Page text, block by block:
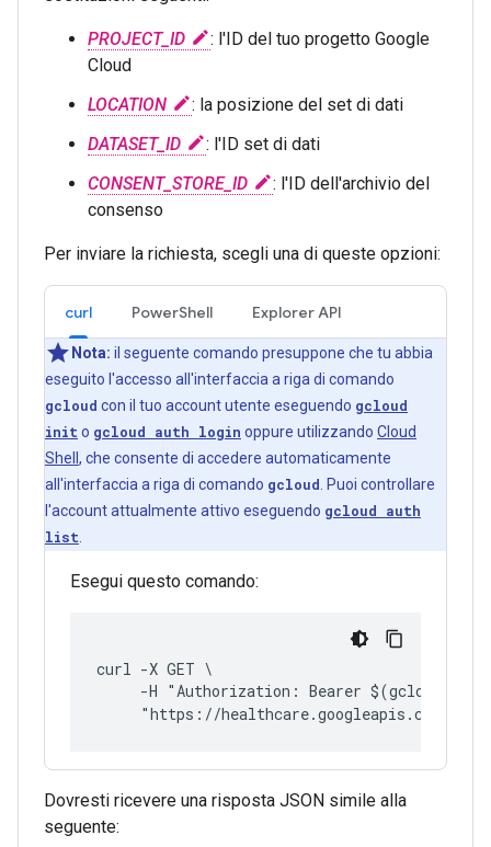
PROJECT_ID
: l'ID del tuo progetto Google
Cloud
LOCATION
: la posizione del set di dati
DATASET_ID
: l'ID set di dati
CONSENT_STORE_ID
: l'ID dell'archivio del
consenso
Per inviare la richiesta, scegli una di queste opzioni:
curl PowerShell Explorer API
Nota: il seguente comando presuppone che tu abbia
eseguito l'accesso all'interfaccia a riga di comando
gcloud con il tuo account utente eseguendo gcloud
init o gcloud auth login oppure utilizzando Cloud
Shell , che consente di accedere automaticamente
all'interfaccia a riga di comando gcloud . Puoi controllare
l'account attualmente attivo eseguendo gcloud auth
list
Esegui questo comando:
curl -X GET \
-H "Authorization: Bearer $(gcloud
"https://healthcare.googleapis.com/v1/
Dovresti ricevere una risposta JSON simile alla
seguente: